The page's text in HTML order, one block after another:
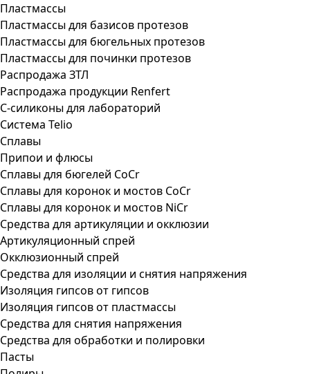
Пластмассы
Пластмассы для базисов протезов
Пластмассы для бюгельных протезов
Пластмассы для починки протезов
Распродажа ЗТЛ
Распродажа продукции Renfert
С-силиконы для лабораторий
Система Telio
Сплавы
Припои и флюсы
Сплавы для бюгелей CoCr
Сплавы для коронок и мостов CoCr
Сплавы для коронок и мостов NiCr
Средства для артикуляции и окклюзии
Артикуляционный спрей
Окклюзионный спрей
Средства для изоляции и снятия напряжения
Изоляция гипсов от гипсов
Изоляция гипсов от пластмассы
Средства для снятия напряжения
Средства для обработки и полировки
Пасты